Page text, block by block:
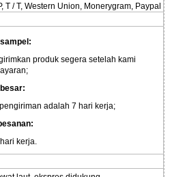
T / T, Western Union, Monerygram, Paypal
produk segera setelah kami
adalah 7 hari kerja;
kerja.